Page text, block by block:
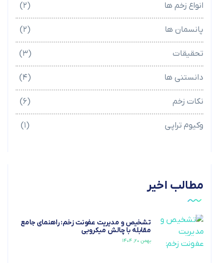
انواع زخم ها
پانسمان ها
تحقیقات
دانستنی ها
نکات زخم
وکیوم تراپی
مطالب اخیر
تشخیص و مدیریت عفونت زخم: راهنمای جامع
مقابله با چالش میکروبی
بهمن ۲۰, ۱۴۰۴